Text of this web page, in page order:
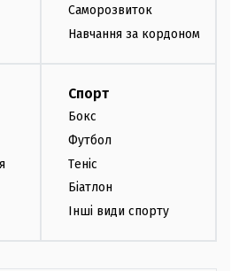
Саморозвиток
Навчання за кордоном
Спорт
Бокс
Футбол
Теніс
Біатлон
Інші види спорту